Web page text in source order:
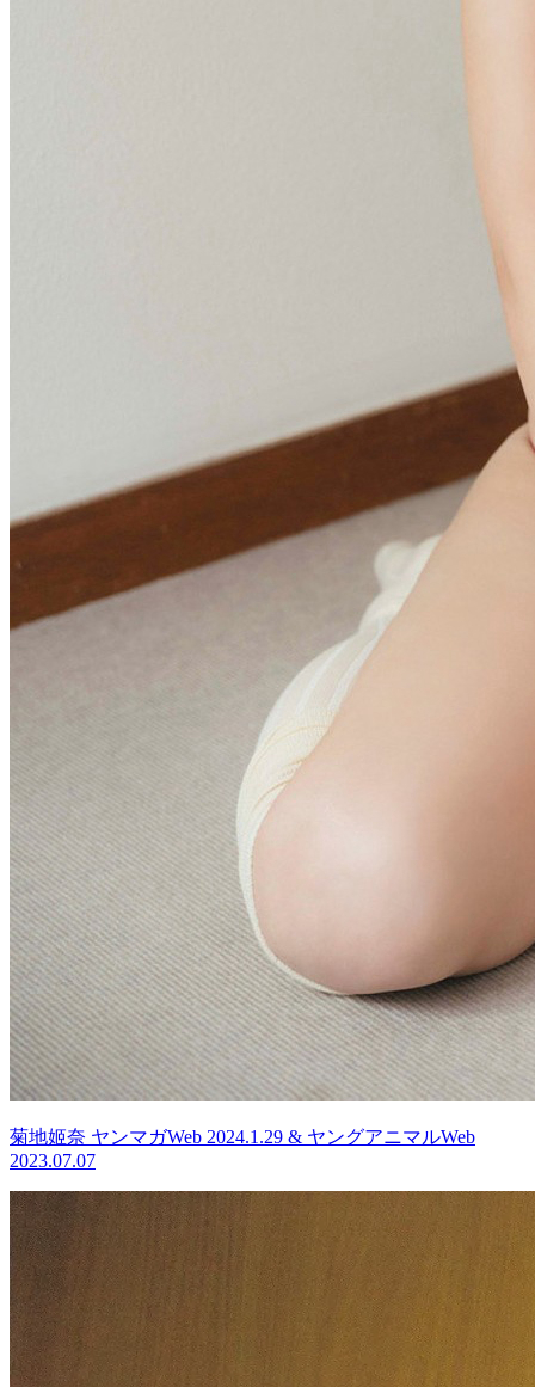
菊地姬奈 ヤンマガWeb 2024.1.29 & ヤングアニマルWeb
2023.07.07